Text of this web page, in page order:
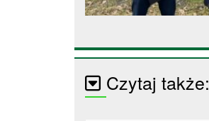
Czytaj także: